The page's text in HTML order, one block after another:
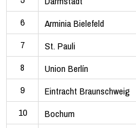
6
Arminia Bielefeld
7
St. Pauli
8
Union Berlín
9
Eintracht Braunschweig
10
Bochum